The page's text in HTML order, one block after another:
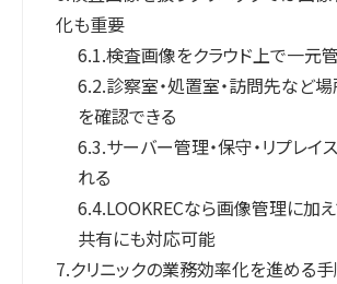
化も重要
6.1.検査画像をクラウド上で一元
6.2.診察室・処置室・訪問先など
を確認できる
6.3.サーバー管理・保守・リプレイ
れる
6.4.LOOKRECなら画像管理に加
共有にも対応可能
7.クリニックの業務効率化を進める